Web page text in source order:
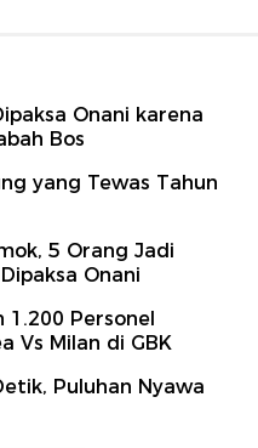
Onani karena
Bos
yang Tewas Tahun
5 Orang Jadi
Onani
Personel
Vs Milan di GBK
Puluhan Nyawa